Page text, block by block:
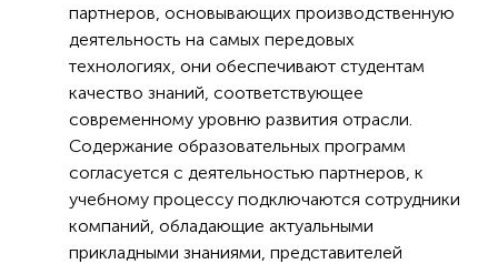
партнеров, основывающих производственную
деятельность на самых передовых
технологиях, они обеспечивают студентам
качество знаний, соответствующее
современному уровню развития отрасли.
Содержание образовательных программ
согласуется с деятельностью партнеров, к
учебному процессу подключаются сотрудники
компаний, обладающие актуальными
прикладными знаниями, представителей